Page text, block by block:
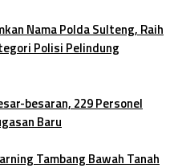
Nama Polda Sulteng, Raih
Polisi Pelindung
besaran, 229 Personel
Baru
Tambang Bawah Tanah